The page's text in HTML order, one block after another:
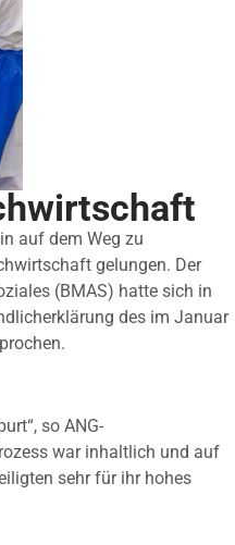
auf dem Weg zu
gelungen. Der
(BMAS) hatte sich in
des im Januar
so ANG-
war inhaltlich und auf
sehr für ihr hohes